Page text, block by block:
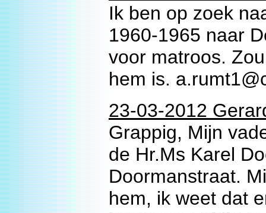
Ik ben op zoek
1960-1965 naar
voor matroos.
hem is.
23-03-2012
Grappig, Mijn
de Hr.Ms Karel
Doormanstraat.
hem, ik weet dat